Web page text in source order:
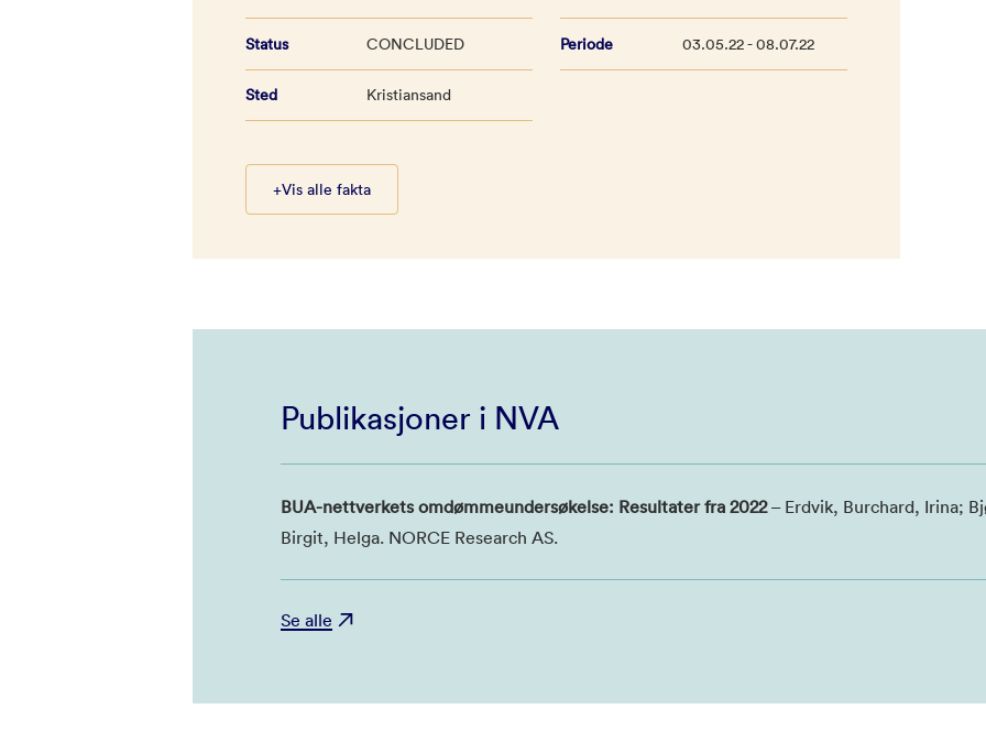
Status CONCLUDED Periode 03.05.22 - 08.07.22
Sted Kristiansand
+Vis alle fakta
Publikasjoner i NVA
BUA-nettverkets omdømmeundersøkelse: Resultater fra 2022– Erdvik, Burchard, Irina;
Birgit, Helga. NORCE Research AS.
Se alle